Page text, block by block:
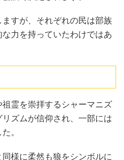
すが、それぞれの民は部族
力を持っていたわけではあ
霊を崇拝するシャーマニズ
ズムが信仰され、一部には
。
様に柔然も狼をシンボルに